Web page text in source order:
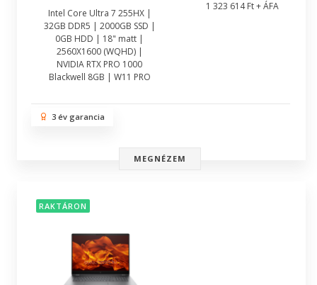
Intel Core Ultra 7 255HX |
32GB DDR5 | 2000GB SSD |
0GB HDD | 18" matt |
2560X1600 (WQHD) |
NVIDIA RTX PRO 1000
Blackwell 8GB | W11 PRO
1 323 614 Ft + ÁFA
3 év garancia
MEGNÉZEM
RAKTÁRON